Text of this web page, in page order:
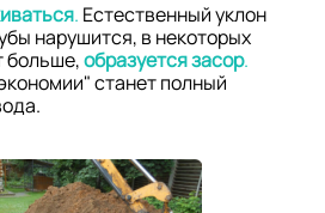
. Естественный уклон
нарушится, в некоторых
больше,образуется засор.
станет полный